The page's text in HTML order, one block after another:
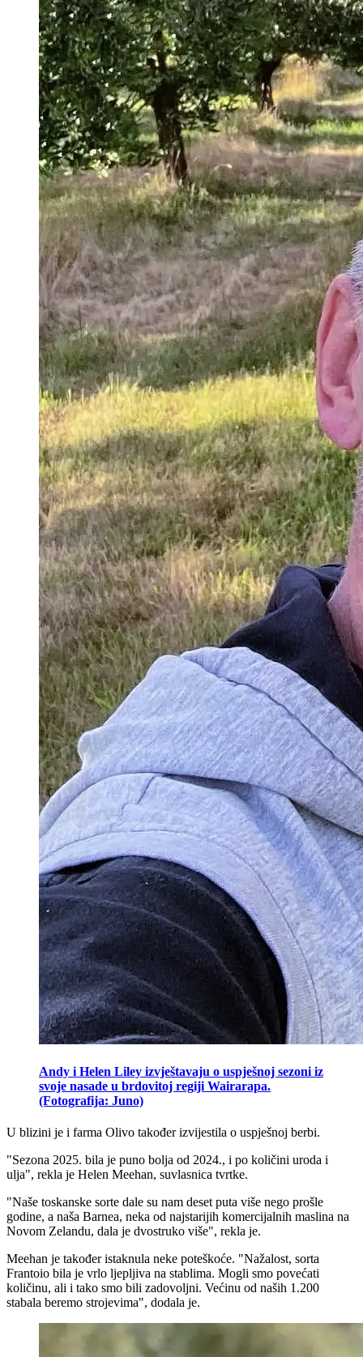
Andy i Helen Liley izvještavaju o uspješnoj sezoni iz
svoje nasade u brdovitoj regiji Wairarapa.
(Fotografija: Juno)
U blizini je i farma Olivo također izvijestila o uspješnoj berbi.
"Sezona 2025. bila je puno bolja od 2024., i po količini uroda i
ulja", rekla je Helen Meehan, suvlasnica tvrtke.
"Naše toskanske sorte dale su nam deset puta više nego prošle
godine, a naša Barnea, neka od najstarijih komercijalnih maslina na
Novom Zelandu, dala je dvostruko više", rekla je.
Meehan je također istaknula neke poteškoće. "Nažalost, sorta
Frantoio bila je vrlo ljepljiva na stablima. Mogli smo povećati
količinu, ali i tako smo bili zadovoljni. Većinu od naših 1.200
stabala beremo strojevima", dodala je.